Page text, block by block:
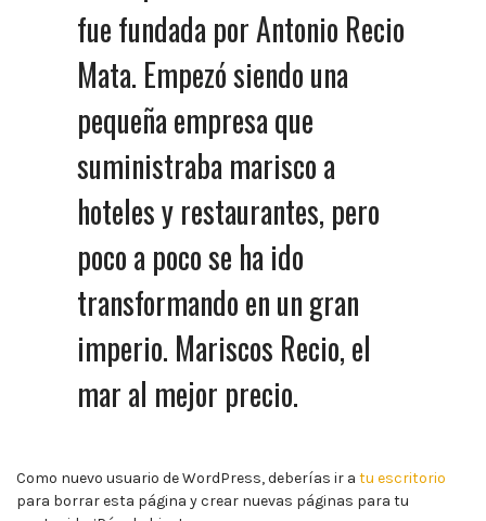
fue fundada por Antonio Recio
Mata. Empezó siendo una
pequeña empresa que
suministraba marisco a
hoteles y restaurantes, pero
poco a poco se ha ido
transformando en un gran
imperio. Mariscos Recio, el
mar al mejor precio.
Como nuevo usuario de WordPress, deberías ir a tu escritorio
para borrar esta página y crear nuevas páginas para tu